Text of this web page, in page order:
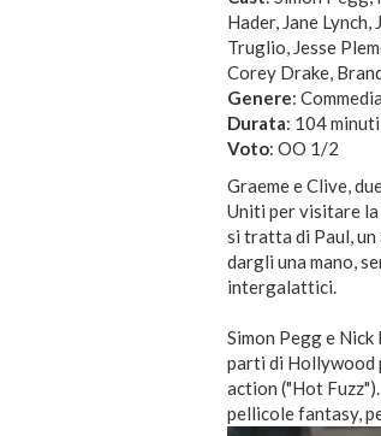
Hader, Jane
Truglio, Jesse
Corey Drake,
Genere: Commedia
Durata: 104 minuti
Voto: OO 1/2
Graeme e Clive,
Uniti per visitare
si tratta di Paul,
dargli una mano,
intergalattici.
Simon Pegg e
parti di Hollywood
action ("Hot
pellicole fantasy,